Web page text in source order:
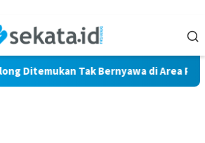
Tak Bernyawa di Area